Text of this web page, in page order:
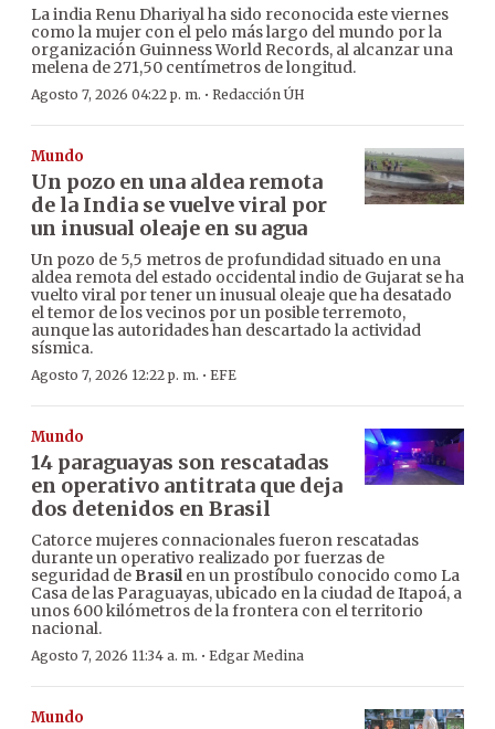
La india Renu Dhariyal ha sido reconocida este viernes
como la mujer con el pelo más largo del mundo por la
organización Guinness World Records, al alcanzar una
melena de 271,50 centímetros de longitud.
Agosto 7, 2026 04:22 p. m. · Redacción ÚH
Mundo
Un pozo en una aldea remota
de la India se vuelve viral por
un inusual oleaje en su agua
Un pozo de 5,5 metros de profundidad situado en una
aldea remota del estado occidental indio de Gujarat se ha
vuelto viral por tener un inusual oleaje que ha desatado
el temor de los vecinos por un posible terremoto,
aunque las autoridades han descartado la actividad
sísmica.
Agosto 7, 2026 12:22 p. m. · EFE
Mundo
14 paraguayas son rescatadas
en operativo antitrata que deja
dos detenidos en Brasil
Catorce mujeres connacionales fueron rescatadas
durante un operativo realizado por fuerzas de
seguridad de Brasilen un prostíbulo conocido como La
Casa de las Paraguayas, ubicado en la ciudad de Itapoá, a
unos 600 kilómetros de la frontera con el territorio
nacional.
Agosto 7, 2026 11:34 a. m. · Edgar Medina
Mundo